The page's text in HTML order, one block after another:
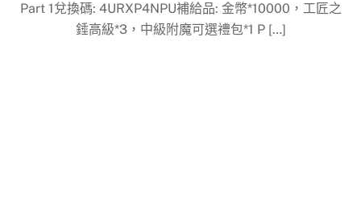
Part 1兌換碼: 4URXP4NPU補給品: 金幣*10000，工匠之
錘高級*3，中級附魔可選禮包*1 P […]